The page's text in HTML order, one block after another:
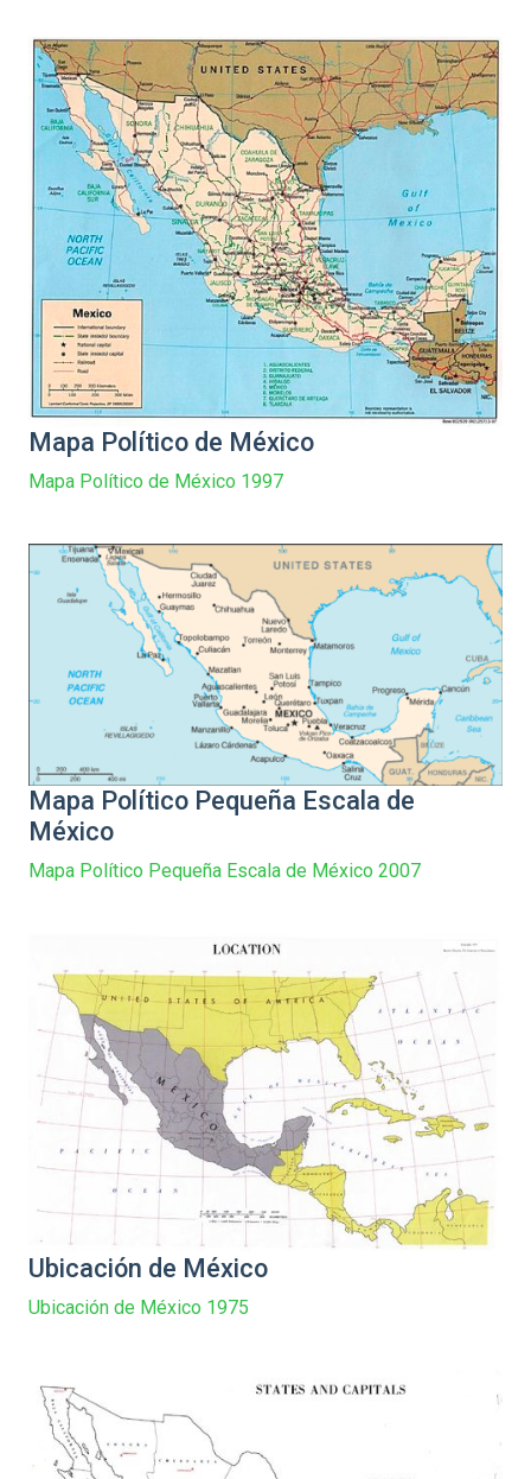
Mapa Político de México
Mapa Político de México 1997
Mapa Político Pequeña Escala de
México
Mapa Político Pequeña Escala de México 2007
Ubicación de México
Ubicación de México 1975